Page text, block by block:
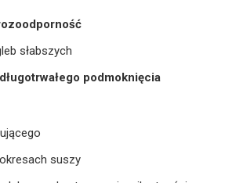
słabszych
długotrwałego podmoknięcia
suszy